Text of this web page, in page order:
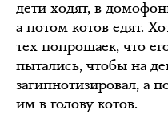
дети ходят, в
а потом котов едят.
тех попрошаек, что
пытались, чтобы на
загипнотизировал, а
им в голову котов.